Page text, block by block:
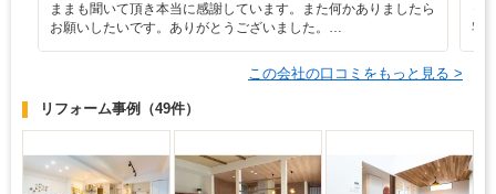
ままも聞いて頂き本当に感謝しています。また何かありましたら
お願いしたいです。ありがとうございました。…
宅
この会社の口コミをもっと見る >
リフォーム事例 （49件）